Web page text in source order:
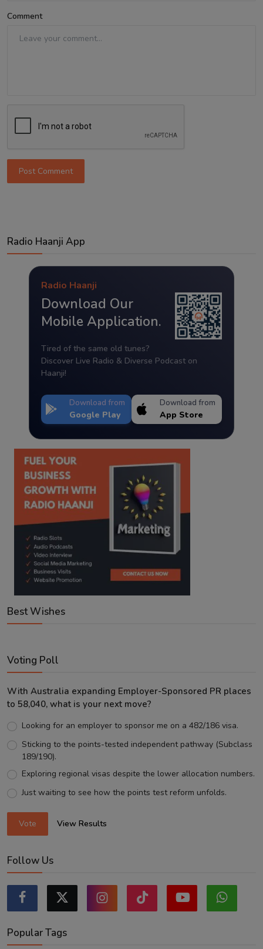
Comment
Post Comment
Radio Haanji App
Radio Haanji
Download Our
Mobile Application.
Tired of the same old tunes?
Discover Live Radio & Diverse Podcast on
Haanji!
Download from
Google Play
Download from
App Store
Best Wishes
Voting Poll
With Australia expanding Employer-Sponsored PR places
to 58,040, what is your next move?
Looking for an employer to sponsor me on a 482/186 visa.
Sticking to the points-tested independent pathway (Subclass
189/190).
Exploring regional visas despite the lower allocation numbers.
Just waiting to see how the points test reform unfolds.
Vote View Results
Follow Us
Popular Tags